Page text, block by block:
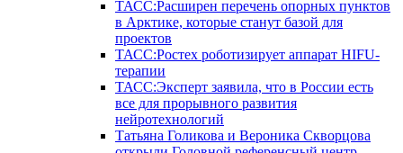
ТАСС:Расширен перечень опорных пунктов
в Арктике, которые станут базой для
проектов
ТАСС:Ростех роботизирует аппарат HIFU-
терапии
ТАСС:Эксперт заявила, что в России есть
все для прорывного развития
нейротехнологий
Татьяна Голикова и Вероника Скворцова